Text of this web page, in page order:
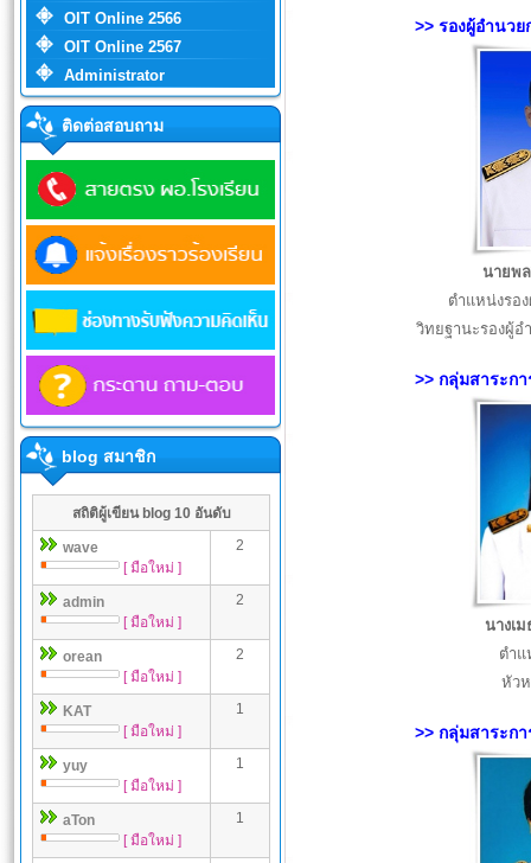
OIT Online 2566
OIT Online 2567
Administrator
ติดต่อสอบถาม
blog สมาชิก
สถิติผู้เขียน blog 10 อันดับ
wave
[ มือใหม่ ]
2
admin
[ มือใหม่ ]
2
orean
[ มือใหม่ ]
2
KAT
[ มือใหม่ ]
1
yuy
[ มือใหม่ ]
1
aTon
[ มือใหม่ ]
1
>> รองผู้อำนวย
นายพ
ตำแหน่งรอ
วิทยฐานะรองผู้อ
>> กลุ่มสาระก
นางเ
ตำ
หัว
>> กลุ่มสาระก